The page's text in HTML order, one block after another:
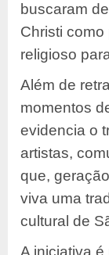
buscaram
Christi como
religioso
Além de
momentos
evidencia o
artistas,
que,
viva uma
cultural de
A iniciativa